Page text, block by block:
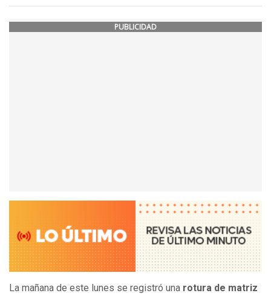
PUBLICIDAD
La mañana de este lunes se registró una rotura de matriz